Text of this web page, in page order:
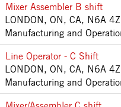
Mixer Assembler B shift
LONDON, ON, CA, N6A
Manufacturing and
Line Operator - C Shift
LONDON, ON, CA, N6A
Manufacturing and